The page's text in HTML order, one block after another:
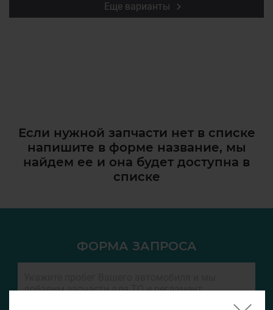
Еще варианты
Если нужной запчасти нет в списке
напишите в форме название, мы
найдем ее и она будет доступна в
списке
ФОРМА ЗАПРОСА